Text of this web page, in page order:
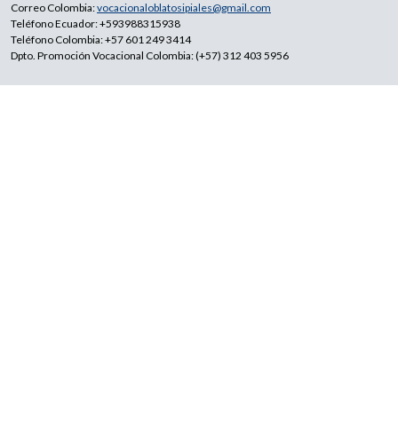
Correo Colombia:vocacionaloblatosipiales@gmail.com
Teléfono Ecuador: +593988315938
Teléfono Colombia: +57 601 249 3414
Dpto. Promoción Vocacional Colombia: (+57) 312 403 5956